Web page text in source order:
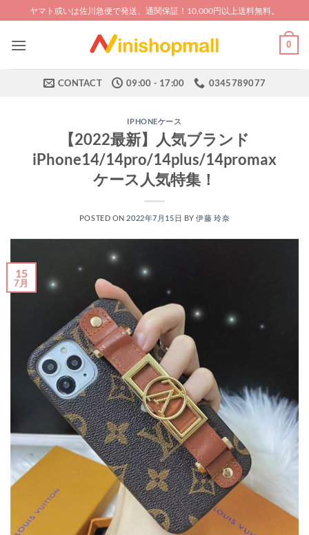
to
content
ヤマト或いは佐川急便で発送、通関保証！10,000円以上送料無料。
0
CONTACT 09:00 - 17:00 0345789077
IPHONEケース
【2022最新】人気ブランド
iPhone14/14pro/14plus/14promax
ケース人気特集！
POSTED ON 2022年7月15日 BY伊藤 玲奈
15
7月